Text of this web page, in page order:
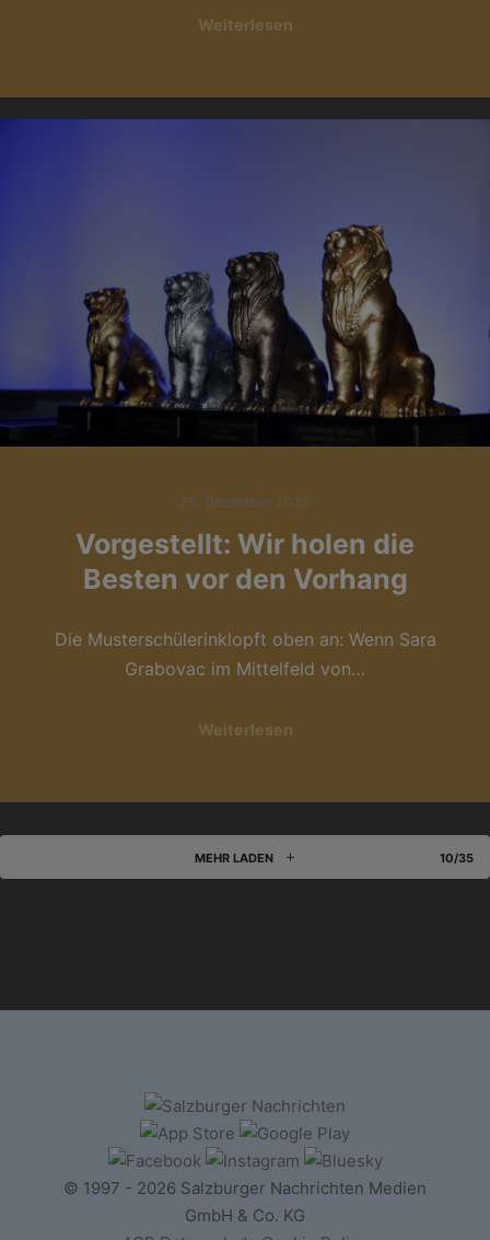
Weiterlesen
29. Dezember 2025
Vorgestellt: Wir holen die
Besten vor den Vorhang
Die Musterschülerinklopft oben an: Wenn Sara
Grabovac im Mittelfeld von…
Weiterlesen
MEHR LADEN 10/35
© 1997 - 2026 Salzburger Nachrichten Medien
GmbH & Co. KG